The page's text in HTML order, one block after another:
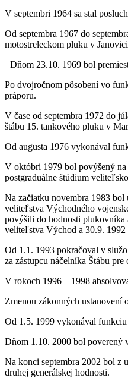
V septembri 1964 sa stal
Od septembra 1967 do
motostreleckom pluku v
Dňom 23.10. 1969 bol
Po dvojročnom pôsobení vo
práporu.
V čase od septembra 1972 do
štábu 15. tankového pluku v
Od augusta 1976 vykonával
V októbri 1979 bol povýšený
postgraduálne štúdium
Na začiatku novembra 1983
veliteľstva Východného
povýšili do hodnosti plukovníka
veliteľstva Východ a 30.9.
Od 1.1. 1993 pokračoval v
za zástupcu náčelníka Štábu
V rokoch 1996 – 1998
Zmenou zákonných ustanovení
Od 1.5. 1999 vykonával
Dňom 1.10. 2000 bol poverený
Na konci septembra 2002 bol z
druhej generálskej hodnosti.